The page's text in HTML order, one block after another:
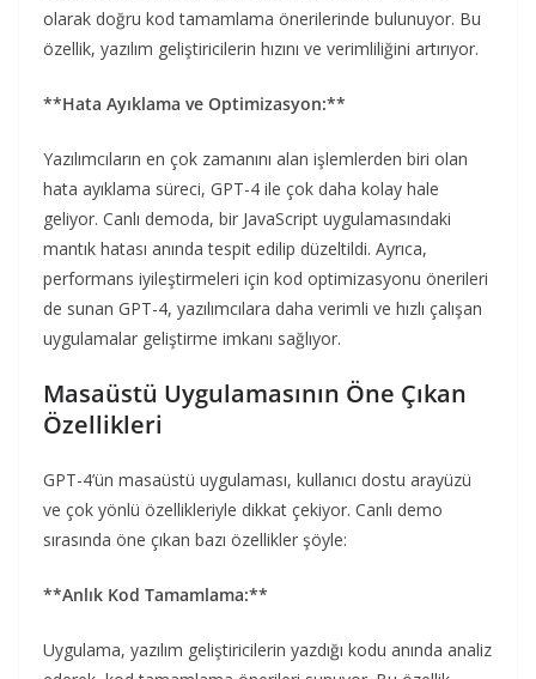
olarak doğru kod tamamlama önerilerinde bulunuyor. Bu
özellik, yazılım geliştiricilerin hızını ve verimliliğini artırıyor.
**Hata Ayıklama ve Optimizasyon:**
Yazılımcıların en çok zamanını alan işlemlerden biri olan
hata ayıklama süreci, GPT-4 ile çok daha kolay hale
geliyor. Canlı demoda, bir JavaScript uygulamasındaki
mantık hatası anında tespit edilip düzeltildi. Ayrıca,
performans iyileştirmeleri için kod optimizasyonu önerileri
de sunan GPT-4, yazılımcılara daha verimli ve hızlı çalışan
uygulamalar geliştirme imkanı sağlıyor.
Masaüstü Uygulamasının Öne Çıkan
Özellikleri
GPT-4’ün masaüstü uygulaması, kullanıcı dostu arayüzü
ve çok yönlü özellikleriyle dikkat çekiyor. Canlı demo
sırasında öne çıkan bazı özellikler şöyle:
**Anlık Kod Tamamlama:**
Uygulama, yazılım geliştiricilerin yazdığı kodu anında analiz